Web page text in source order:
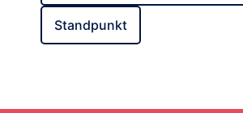
Standpunkt